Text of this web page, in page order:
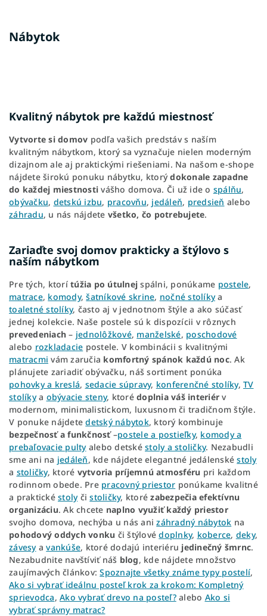
Nábytok
Kvalitný nábytok pre každú miestnosť
Vytvorte si domov podľa vašich predstáv s naším
kvalitným nábytkom, ktorý sa vyznačuje nielen moderným
dizajnom ale aj praktickými riešeniami. Na našom e-shope
nájdete širokú ponuku nábytku, ktorýdokonale zapadne
do každej miestnosti vášho domova. Či už ide o spálňu,
obývačku, detskú izbu, pracovňu, jedáleň, predsieň alebo
záhradu, u nás nájdete všetko, čo potrebujete.
Zariaďte svoj domov prakticky a štýlovo s
naším nábytkom
Pre tých, ktorí túžia po útulnej spálni, ponúkame postele,
matrace, komody,šatníkové skrine, nočné stolíkya
toaletné stolíky, často aj v jednotnom štýle a ako súčasť
jednej kolekcie. Naše postele sú k dispozícii v rôznych
prevedeniach – jednolôžkové, manželské, poschodové
alebo rozkladacie postele. V kombinácii s kvalitnými
matracmi vám zaručia komfortný spánok každú noc. Ak
plánujete zariadiť obývačku, náš sortiment ponúka
pohovky a kreslá, sedacie súpravy, konferenčné stolíky, TV
stolíkya obývacie steny, ktoré doplnia váš interiér v
modernom, minimalistickom, luxusnom či tradičnom štýle.
V ponuke nájdetedetský nábytok, ktorý kombinuje
bezpečnosť a funkčnosť–postele a postieľky, komody a
prebaľovacie pultyalebo detské stoly a stoličky. Nezabudli
sme ani na jedáleň, kde nájdete elegantné jedálenskéstoly
a stoličky, ktoré vytvoria príjemnú atmosféru pri každom
rodinnom obede. Pre pracovný priestor ponúkame kvalitné
a praktické stolyčistoličky, ktorézabezpečia efektívnu
organizáciu. Ak chcete naplno využiť každý priestor
svojho domova, nechýba u nás anizáhradný nábytok na
pohodový oddych vonku či štýlovédoplnky, koberce, deky,
závesyavankúše, ktoré dodajú interiéru jedinečný šmrnc.
Nezabudnite navštíviť náš blog, kde nájdete množstvo
zaujímavých článkov:Spoznajte všetky známe typy postelí,
Ako si vybrať ideálnu posteľ krok za krokom: Kompletný
sprievodca, Ako vybrať drevo na posteľ?alebo Ako si
vybrať správny matrac?